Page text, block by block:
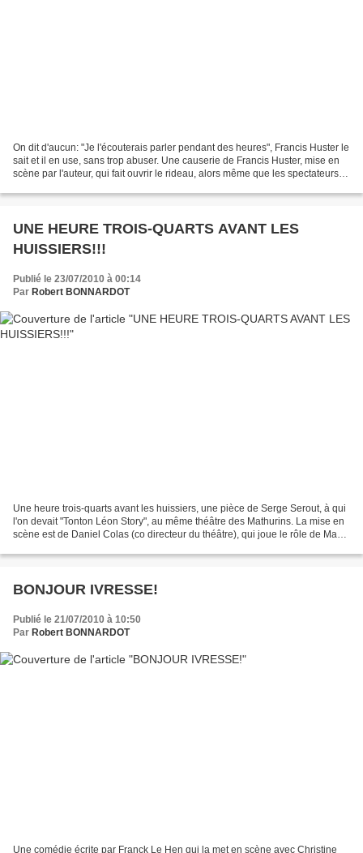
On dit d'aucun: "Je l'écouterais parler pendant des heures", Francis Huster le
sait et il en use, sans trop abuser. Une causerie de Francis Huster, mise en
scène par l'auteur, qui fait ouvrir le rideau, alors même que les spectateurs
UNE HEURE TROIS-QUARTS AVANT LES
HUISSIERS!!!
Publié le 23/07/2010 à 00:14
Par Robert BONNARDOT
Une heure trois-quarts avant les huissiers, une pièce de Serge Serout, à qui
l'on devait "Tonton Léon Story", au même théâtre des Mathurins. La mise en
scène est de Daniel Colas (co directeur du théâtre), qui joue le rôle de Max,
BONJOUR IVRESSE!
Publié le 21/07/2010 à 10:50
Par Robert BONNARDOT
Une comédie écrite par Franck Le Hen qui la met en scène avec Christine